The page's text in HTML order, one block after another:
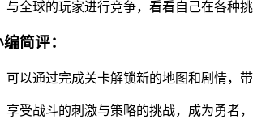
与全球的玩家进行竞争，看看自己在各种
简评：
可以通过完成关卡解锁新的地图和剧情，
享受战斗的刺激与策略的挑战，成为勇者